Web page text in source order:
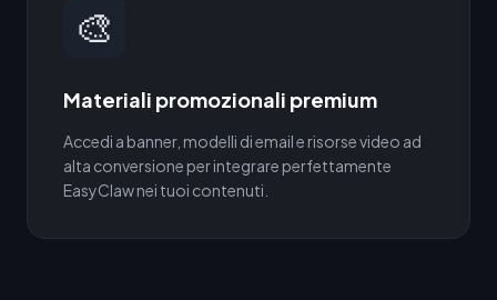
🎨
Materiali promozionali premium
Accedi a banner, modelli di email e risorse video ad
alta conversione per integrare perfettamente
EasyClaw nei tuoi contenuti.